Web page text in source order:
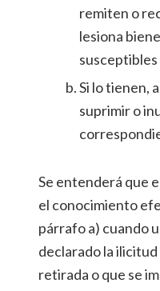
remiten o
lesiona
Si lo tienen,
suprimir o
Se entenderá que
el conocimiento
párrafo a) cuando
declarado la
retirada o que se